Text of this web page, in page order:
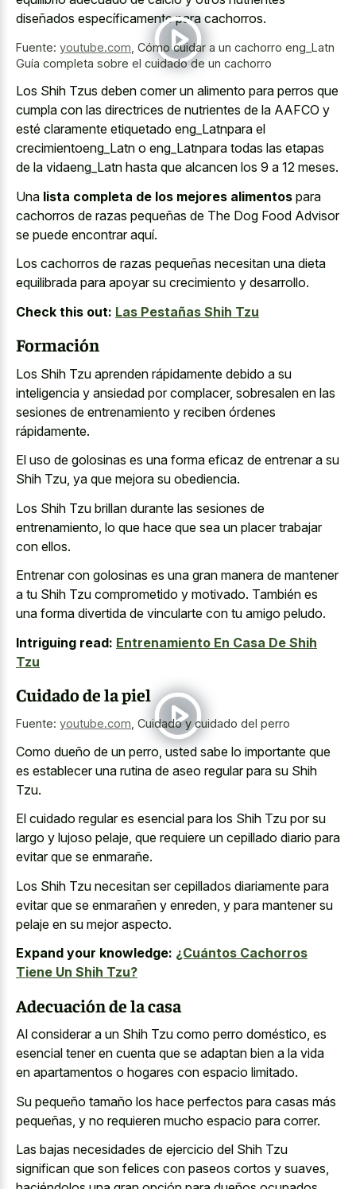
diseñados específicamente para cachorros.
Fuente: youtube.com Cómo cuidar a un cachorro eng_Latn
Guía completa sobre el cuidado de un cachorro
Los Shih Tzus deben comer un alimento para perros que
cumpla con las directrices de nutrientes de la AAFCO y
esté claramente etiquetado eng_Latnpara el
crecimientoeng_Latn o eng_Latnpara todas las etapas
de la vidaeng_Latn hasta que alcancen los 9 a 12 meses.
Una lista completa de los mejores alimentos para
cachorros de razas pequeñas de The Dog Food Advisor
se puede encontrar aquí.
Los cachorros de razas pequeñas necesitan una dieta
equilibrada para apoyar su crecimiento y desarrollo.
Check this out: Las Pestañas Shih Tzu
Formación
Los Shih Tzu aprenden rápidamente debido a su
inteligencia y ansiedad por complacer, sobresalen en las
sesiones de entrenamiento y reciben órdenes
rápidamente.
El uso de golosinas es una forma eficaz de entrenar a su
Shih Tzu, ya que mejora su obediencia.
Los Shih Tzu brillan durante las sesiones de
entrenamiento, lo que hace que sea un placer trabajar
con ellos.
Entrenar con golosinas es una gran manera de mantener
a tu Shih Tzu comprometido y motivado. También es
una forma divertida de vincularte con tu amigo peludo.
Intriguing read: Entrenamiento En Casa De Shih
Tzu
Cuidado de la piel
Fuente: youtube.com Cuidado y cuidado del perro
Como dueño de un perro, usted sabe lo importante que
es establecer una rutina de aseo regular para su Shih
Tzu.
El cuidado regular es esencial para los Shih Tzu por su
largo y lujoso pelaje, que requiere un cepillado diario para
evitar que se enmarañe.
Los Shih Tzu necesitan ser cepillados diariamente para
evitar que se enmarañen y enreden, y para mantener su
pelaje en su mejor aspecto.
Expand your knowledge: ¿Cuántos Cachorros
Tiene Un Shih Tzu?
Adecuación de la casa
Al considerar a un Shih Tzu como perro doméstico, es
esencial tener en cuenta que se adaptan bien a la vida
en apartamentos o hogares con espacio limitado.
Su pequeño tamaño los hace perfectos para casas más
pequeñas, y no requieren mucho espacio para correr.
Las bajas necesidades de ejercicio del Shih Tzu
significan que son felices con paseos cortos y suaves,